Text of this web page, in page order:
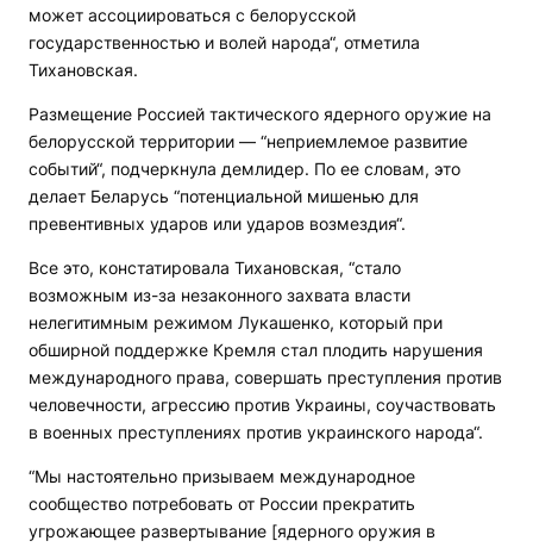
может ассоциироваться с белорусской
государственностью и волей народа“, отметила
Тихановская.
Размещение Россией тактического ядерного оружие на
белорусской территории — “неприемлемое развитие
событий“, подчеркнула демлидер. По ее словам, это
делает Беларусь “потенциальной мишенью для
превентивных ударов или ударов возмездия“.
Все это, констатировала Тихановская, “стало
возможным из-за незаконного захвата власти
нелегитимным режимом Лукашенко, который при
обширной поддержке Кремля стал плодить нарушения
международного права, совершать преступления против
человечности, агрессию против Украины, соучаствовать
в военных преступлениях против украинского народа“.
“Мы настоятельно призываем международное
сообщество потребовать от России прекратить
угрожающее развертывание [ядерного оружия в